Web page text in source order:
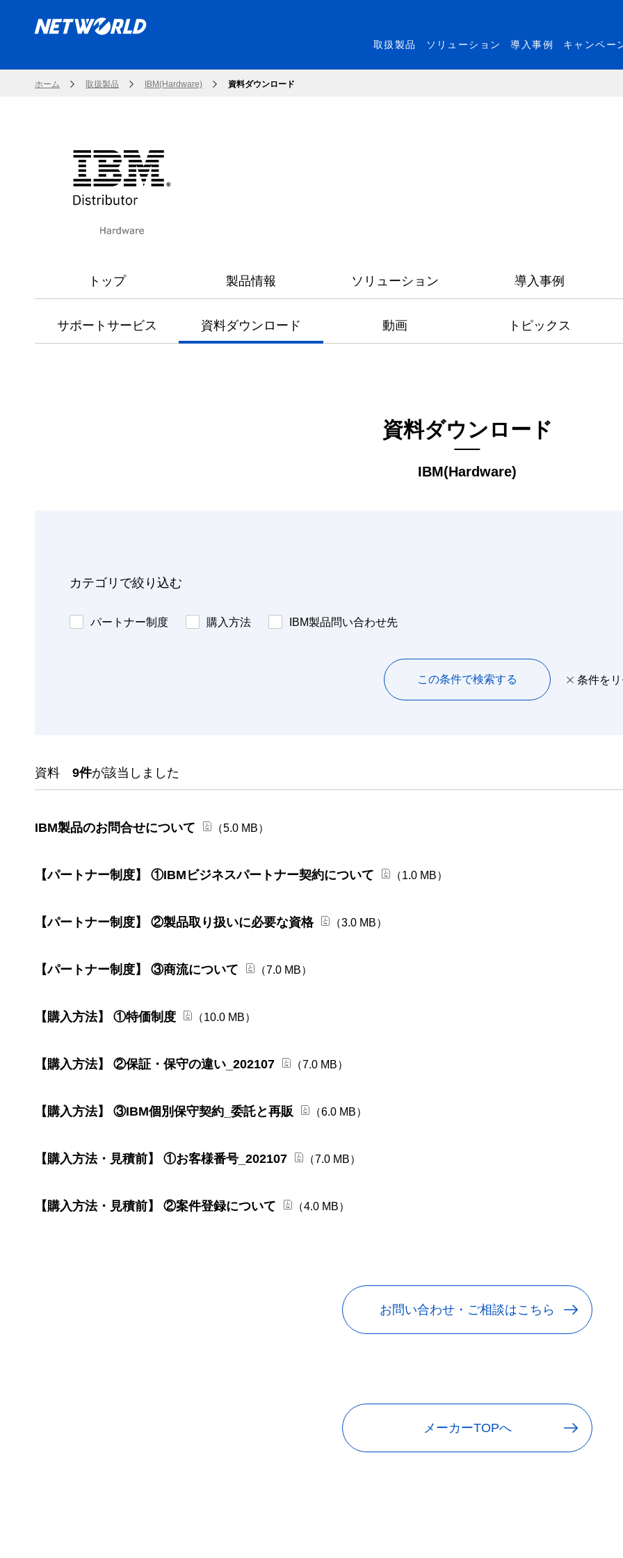
取扱製品 ソリューション 導入事例 キャンペー
ホーム 取扱製品 IBM(Hardware) 資料ダウンロード
トップ 製品情報 ソリューション 導入事例
サポートサービス 資料ダウンロード 動画 トピックス
IBM(Hardware)
資料ダウンロード
カテゴリで絞り込む
パートナー制度 購入方法 IBM製品問い合わせ先
この条件で検索する 条件を
資料 9件が該当しました
IBM製品のお問合せについて （5.0 MB）
【パートナー制度】 ①IBMビジネスパートナー契約について （1.0 MB）
【パートナー制度】 ②製品取り扱いに必要な資格 （3.0 MB）
【パートナー制度】 ③商流について （7.0 MB）
【購入方法】 ①特価制度 （10.0 MB）
【購入方法】 ②保証・保守の違い_202107 （7.0 MB）
【購入方法】 ③IBM個別保守契約_委託と再販 （6.0 MB）
【購入方法・見積前】 ①お客様番号_202107 （7.0 MB）
【購入方法・見積前】 ②案件登録について （4.0 MB）
お問い合わせ・ご相談はこちら
メーカーTOPへ